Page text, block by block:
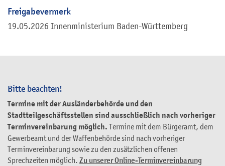
Bitte beachten!
Termine mit der Ausländerbehörde und den
Stadtteilgeschäftsstellen sind ausschließlich nach vorheriger
Terminvereinbarung möglich. Termine mit dem Bürgeramt, dem
Gewerbeamt und der Waffenbehörde sind nach vorheriger
Terminvereinbarung sowie zu den zusätzlichen offenen
Sprechzeiten möglich. Zu unserer Online-Terminvereinbarung
Freigabevermerk
19.05.2026 Innenministerium Baden-Württemberg